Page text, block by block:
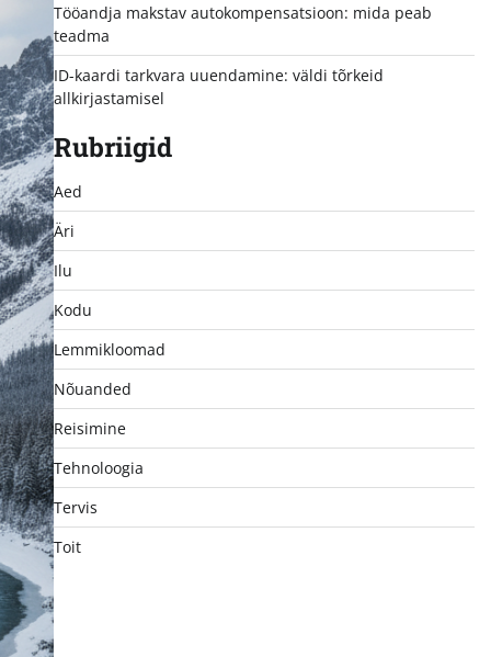
Tööandja makstav autokompensatsioon: mida peab
teadma
ID-kaardi tarkvara uuendamine: väldi tõrkeid
allkirjastamisel
Rubriigid
Aed
Äri
Ilu
Kodu
Lemmikloomad
Nõuanded
Reisimine
Tehnoloogia
Tervis
Toit